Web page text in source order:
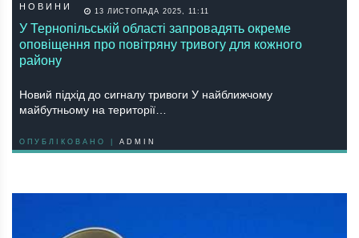
НОВИНИ 13 ЛИСТОПАДА 2025, 11:11
У Тернопільській області запровадять окреме
оповіщення про повітряну тривогу для кожного
району
Новий підхід до сигналу тривоги У найближчому
майбутньому на території…
ОПУБЛІКОВАНО | ADMIN